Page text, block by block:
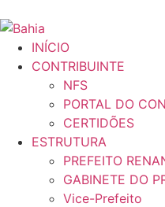
INÍCIO
CONTRIBUINTE
NFS
PORTAL DO
CERTIDÕES
ESTRUTURA
PREFEITO
GABINETE DO
Vice-Prefeito